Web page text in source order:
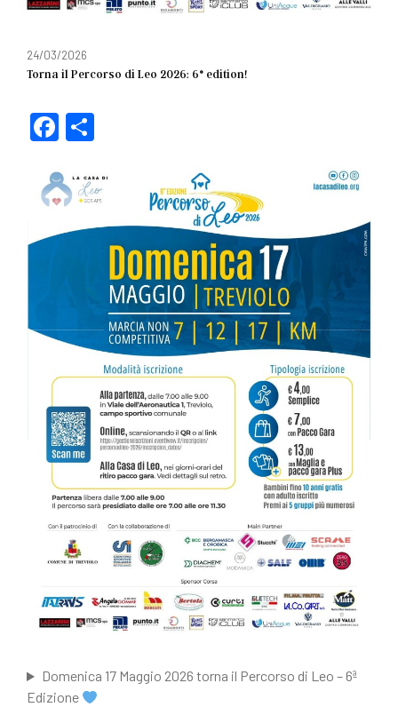
24/03/2026
Torna il Percorso di Leo 2026: 6° edition!
F
c
e
b
k
n
di
vi
di
Domenica 17 Maggio 2026 torna il Percorso di Leo – 6ª
Edizione